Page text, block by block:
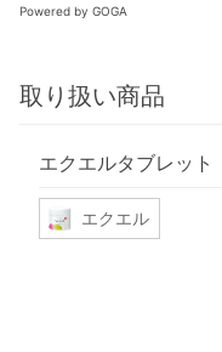
Powered by GOGA
取り扱い商品
エクエルタブレット
エクエル